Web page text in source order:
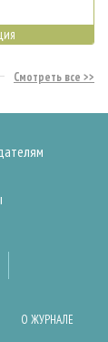
Смотреть все
О ЖУРНАЛЕ